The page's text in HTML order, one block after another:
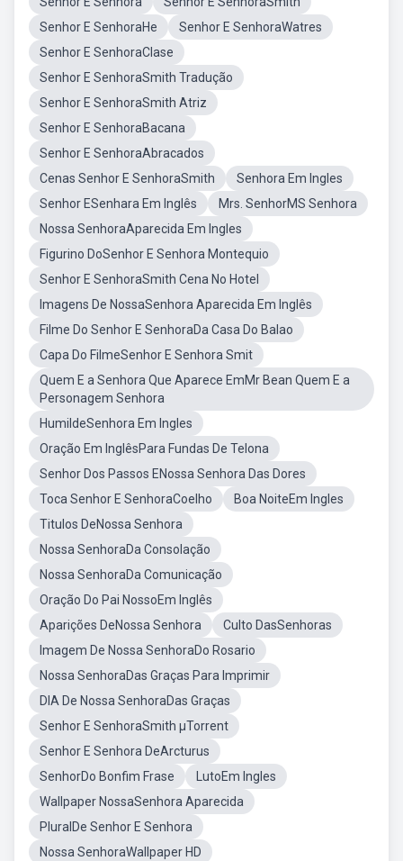
Senhor E SenhoraHe
Senhor E SenhoraWatres
Senhor E SenhoraClase
Senhor E SenhoraSmith Tradução
Senhor E SenhoraSmith Atriz
Senhor E SenhoraBacana
Senhor E SenhoraAbracados
Cenas Senhor E SenhoraSmith
Senhora Em Ingles
Senhor ESenhara Em Inglês
Mrs. SenhorMS Senhora
Nossa SenhoraAparecida Em Ingles
Figurino DoSenhor E Senhora Montequio
Senhor E SenhoraSmith Cena No Hotel
Imagens De NossaSenhora Aparecida Em Inglês
Filme Do Senhor E SenhoraDa Casa Do Balao
Capa Do FilmeSenhor E Senhora Smit
Quem E a Senhora Que Aparece EmMr Bean Quem E a
Personagem Senhora
HumildeSenhora Em Ingles
Oração Em InglêsPara Fundas De Telona
Senhor Dos Passos ENossa Senhora Das Dores
Toca Senhor E SenhoraCoelho
Boa NoiteEm Ingles
Titulos DeNossa Senhora
Nossa SenhoraDa Consolação
Nossa SenhoraDa Comunicação
Oração Do Pai NossoEm Inglês
Aparições DeNossa Senhora
Culto DasSenhoras
Imagem De Nossa SenhoraDo Rosario
Nossa SenhoraDas Graças Para Imprimir
DIA De Nossa SenhoraDas Graças
Senhor E SenhoraSmith µTorrent
Senhor E Senhora DeArcturus
SenhorDo Bonfim Frase
LutoEm Ingles
Wallpaper NossaSenhora Aparecida
PluralDe Senhor E Senhora
Nossa SenhoraWallpaper HD